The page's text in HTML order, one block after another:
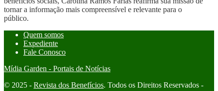
tornar a informação mais compreensível e relevante para o
público.
Quem somos
Expediente
Fale Conosco
Mídia Garden - Portais de Notícias
© 2025 - Revista dos Benefícios. Todos os Direitos Reservados -